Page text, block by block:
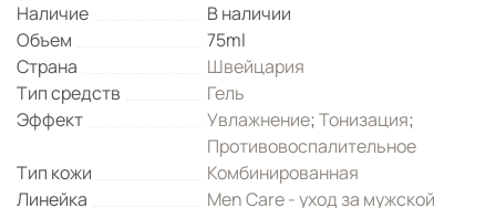
Наличие
В наличии
Объем
75ml
Страна
Швейцария
Тип средств
Гель
Эффект
Увлажнение;Тонизация;
Противовоспалительное
Тип кожи
Комбинированная
Линейка
Men Care - уход за мужской